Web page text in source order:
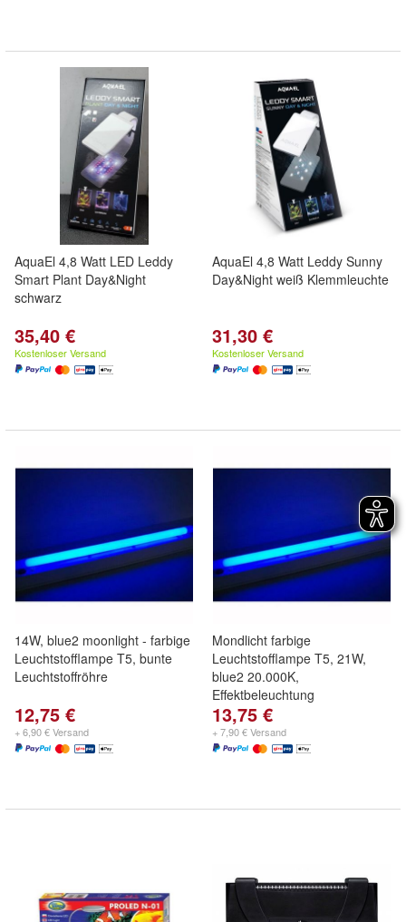
AquaEl 4,8 Watt LED Leddy
Smart Plant Day&Night
schwarz
35,40 €
Kostenloser Versand
AquaEl 4,8 Watt Leddy Sunny
Day&Night weiß Klemmleuchte
31,30 €
Kostenloser Versand
14W, blue2 moonlight - farbige
Leuchtstofflampe T5, bunte
Leuchtstoffröhre
12,75 €
+ 6,90 € Versand
Mondlicht farbige
Leuchtstofflampe T5, 21W,
blue2 20.000K,
Effektbeleuchtung
13,75 €
+ 7,90 € Versand